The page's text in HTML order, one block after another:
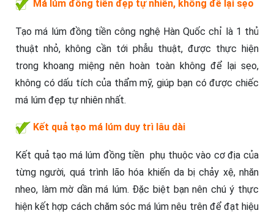
Má lúm đồng tiền đẹp tự nhiên, không để lại sẹo
Tạo má lúm đồng tiền công nghệ Hàn Quốc chỉ là 1 thủ
thuật nhỏ, không cần tới phẫu thuật, được thực hiện
trong khoang miệng nên hoàn toàn không để lại sẹo,
không có dấu tích của thẩm mỹ, giúp bạn có được chiếc
má lúm đẹp tự nhiên nhất.
Kết quả tạo má lúm duy trì lâu dài
Kết quả tạo má lúm đồng tiền phụ thuộc vào cơ địa của
từng người, quá trình lão hóa khiến da bị chảy xệ, nhăn
nheo, làm mờ dần má lúm. Đặc biệt bạn nên chú ý thực
hiện kết hợp cách chăm sóc má lúm nêu trên để đạt hiệu